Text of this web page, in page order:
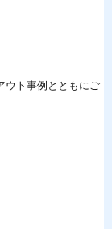
ウト事例とともにご